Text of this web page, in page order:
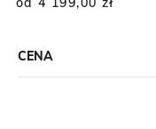
CENA